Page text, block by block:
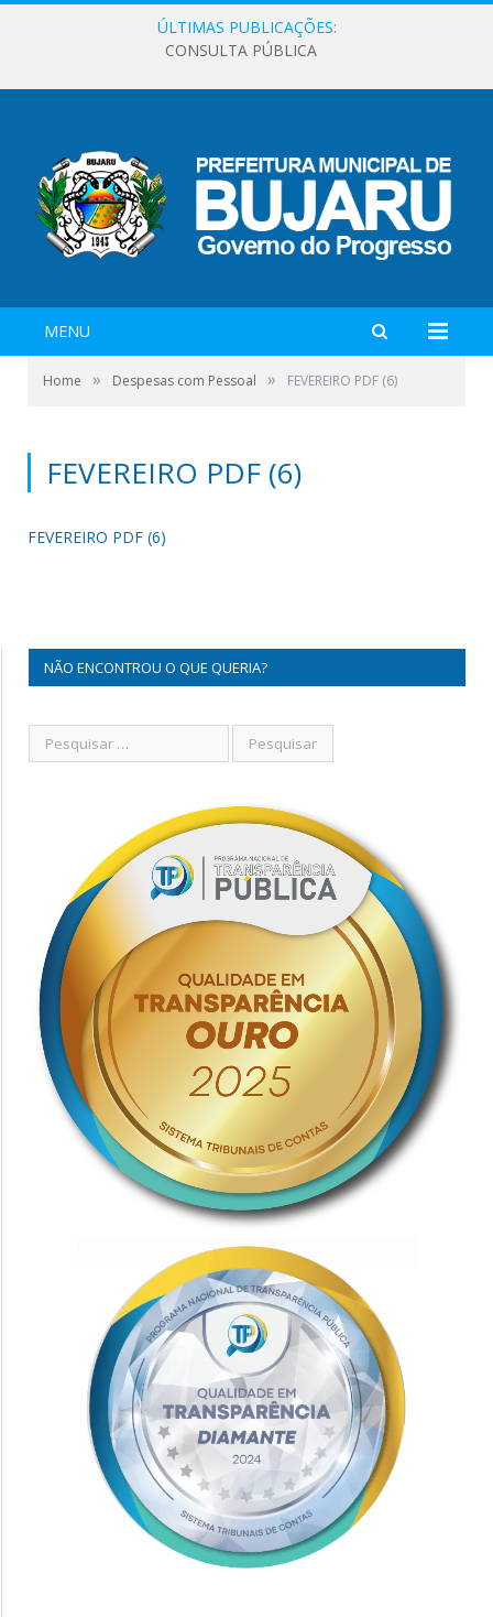
ÚLTIMAS PUBLICAÇÕES:
CONSULTA PÚBLICA
MENU
Home » Despesas com Pessoal » FEVEREIRO PDF (6)
FEVEREIRO PDF (6)
FEVEREIRO PDF (6)
NÃO ENCONTROU O QUE QUERIA?